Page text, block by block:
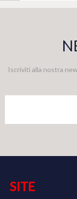
Iscriviti alla nostra
SITE